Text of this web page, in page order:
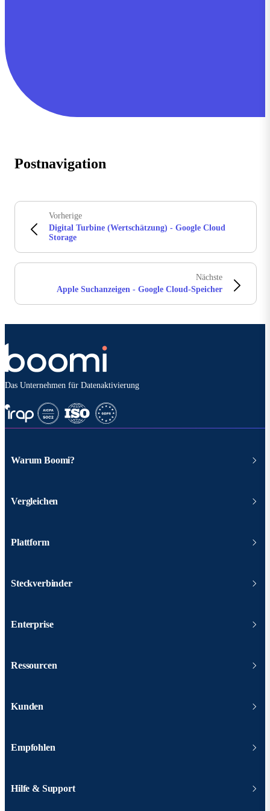
Postnavigation
Vorherige
Digital Turbine (Wertschätzung) - Google Cloud
Storage
Nächste
Apple Suchanzeigen - Google Cloud-Speicher
Das Unternehmen für Datenaktivierung
Warum Boomi?
Vergleichen
Plattform
Steckverbinder
Enterprise
Ressourcen
Kunden
Empfohlen
Hilfe & Support